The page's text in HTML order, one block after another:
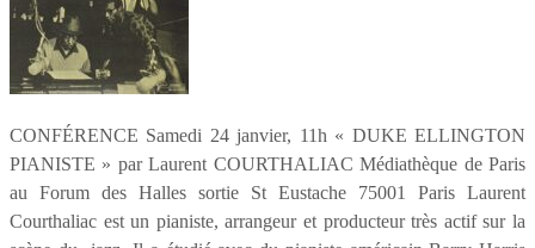
CONFÉRENCE Samedi 24 janvier, 11h « DUKE ELLINGTON
PIANISTE » par Laurent COURTHALIAC Médiathèque de Paris
au Forum des Halles sortie St Eustache 75001 Paris Laurent
Courthaliac est un pianiste, arrangeur et producteur très actif sur la